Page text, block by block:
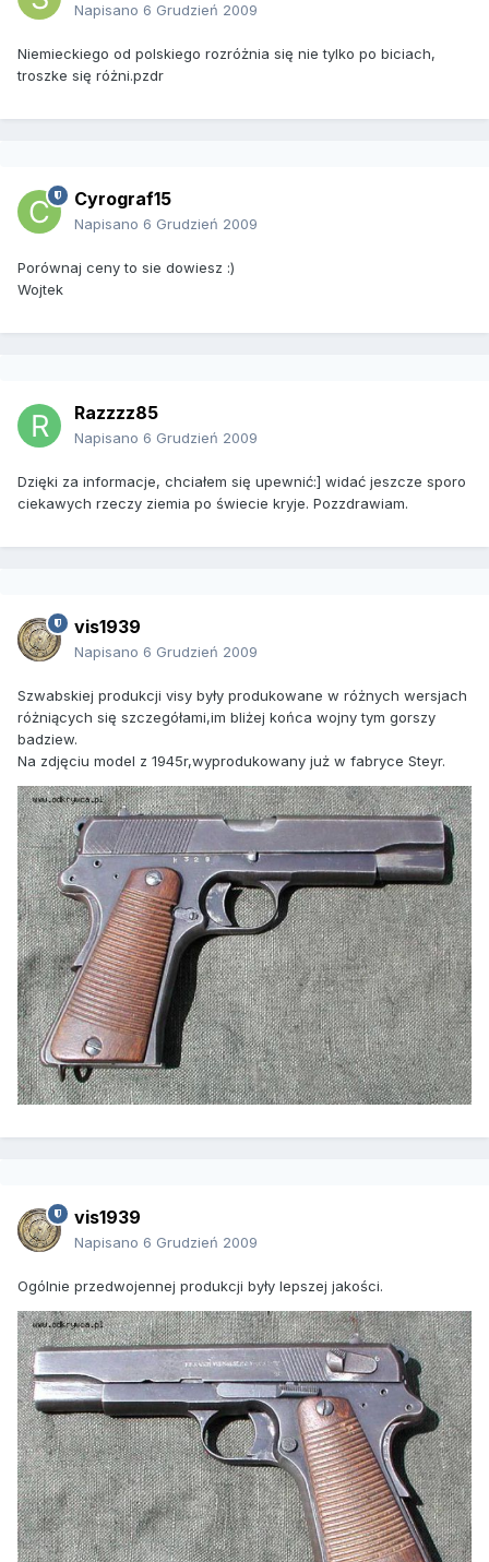
Napisano 6 Grudzień 2009
Niemieckiego od polskiego rozróżnia się nie tylko po biciach,
troszke się różni.pzdr
Cyrograf15
Napisano 6 Grudzień 2009
Porównaj ceny to sie dowiesz :)
Wojtek
Razzzz85
Napisano 6 Grudzień 2009
Dzięki za informacje, chciałem się upewnić:] widać jeszcze sporo
ciekawych rzeczy ziemia po świecie kryje. Pozzdrawiam.
vis1939
Napisano 6 Grudzień 2009
Szwabskiej produkcji visy były produkowane w różnych wersjach
różniących się szczegółami,im bliżej końca wojny tym gorszy
badziew.
Na zdjęciu model z 1945r,wyprodukowany już w fabryce Steyr.
vis1939
Napisano 6 Grudzień 2009
Ogólnie przedwojennej produkcji były lepszej jakości.